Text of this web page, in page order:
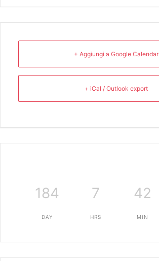
+ Aggiungi a Google Calendar
+ iCal / Outlook export
184
DAY
7
HRS
42
MIN